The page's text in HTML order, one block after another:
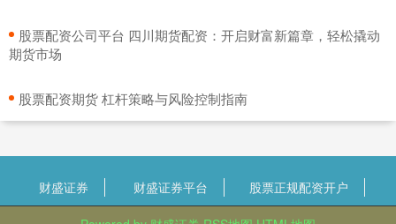
​股票配资公司平台 四川期货配资：开启财富新篇章，轻松撬动
期货市场
​股票配资期货 杠杆策略与风险控制指南
财盛证券 财盛证券平台 股票正规配资开户